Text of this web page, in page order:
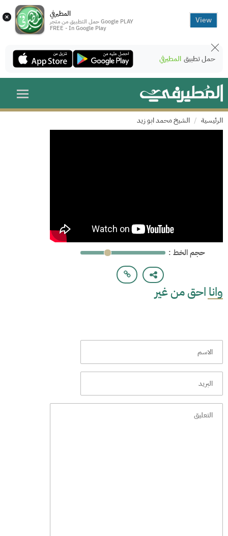
× المطيرفي
حمل التطبيق من متجر Google PLAY
FREE - In Google Play
View
حمل تطبيق المطيرفي
الرئيسية الشيخ محمد ابو زيد
: حجم الخط
وانا احق من غير